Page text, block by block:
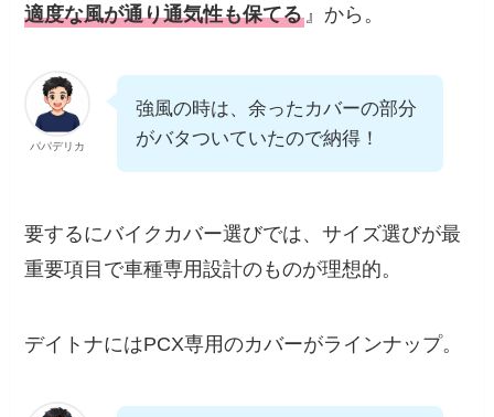
適度な風が通り通気性も保てる 』から。
パパデリカ
強風の時は、余ったカバーの部分
がバタついていたので納得！
要するにバイクカバー選びでは、サイズ選びが最
重要項目で車種専用設計のものが理想的。
デイトナにはPCX専用のカバーがラインナップ。